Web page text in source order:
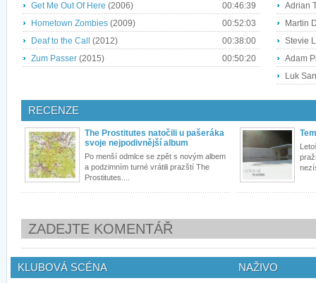
Get Me Out Of Here (2006)
00:46:39
Hometown Zombies (2009)
00:52:03
Deaf to the Call
(2012)
00:38:00
Zum Passer (2015) 00:50:20
Adrian
Martin
Stevie
Adam
Luk
RECENZE
The Prostitutes natočili u pašeráka
svoje nejpodivnější album
Po menší odmlce se zpět s novým albem
a podzimním turné vrátili prazští The
Prostitutes....
ZADEJTE KOMENTÁŘ
KLUBOVÁ SCÉNA NAŽIVO